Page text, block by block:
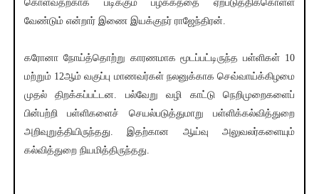
கொள்வதற்காக படிக்கும் பழக்கத்தை ஏற்படுத்திக்கொள்ள
வேண்டும் என்றார் இணை இயக்குநர் ராஜேந்திரன்.
கரோனா நோய்த்தொற்று காரணமாக மூடப்பட்டிருந்த பள்ளிகள் 10
மற்றும் 12ஆம் வகுப்பு மாணவர்கள் நலனுக்காக செவ்வாய்க்கிழமை
முதல் திறக்கப்பட்டன. பல்வேறு வழி காட்டு நெறிமுறைகளைப்
பின்பற்றி பள்ளிகளைச் செயல்படுத்துமாறு பள்ளிக்கல்வித்துறை
அறிவுறுத்தியிருந்தது. இதற்கான ஆய்வு அலுவலர்களையும்
கல்வித்துறை நியமித்திருந்தது.